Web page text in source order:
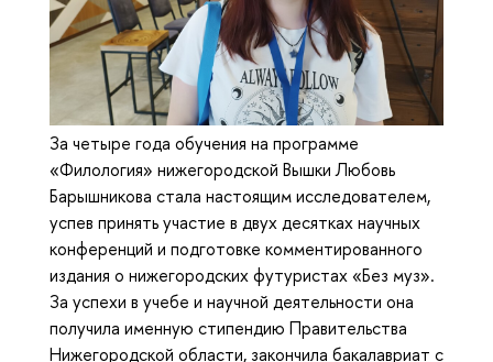
За четыре года обучения на программе
«Филология» нижегородской Вышки Любовь
Барышникова стала настоящим исследователем,
успев принять участие в двух десятках научных
конференций и подготовке комментированного
издания о нижегородских футуристах «Без муз».
За успехи в учебе и научной деятельности она
получила именную стипендию Правительства
Нижегородской области, закончила бакалавриат с